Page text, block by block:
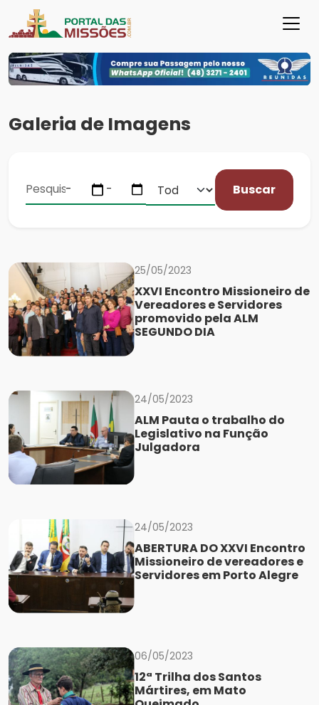
Galeria de Imagens
Buscar
25/05/2023
XXVI Encontro Missioneiro de
Vereadores e Servidores
promovido pela ALM
SEGUNDO DIA
24/05/2023
ALM Pauta o trabalho do
Legislativo na Função
Julgadora
24/05/2023
ABERTURA DO XXVI Encontro
Missioneiro de vereadores e
Servidores em Porto Alegre
06/05/2023
12ª Trilha dos Santos
Mártires, em Mato